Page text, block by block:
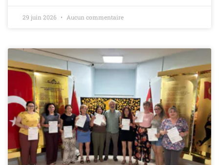
29 juin 2026 Aucun commentaire